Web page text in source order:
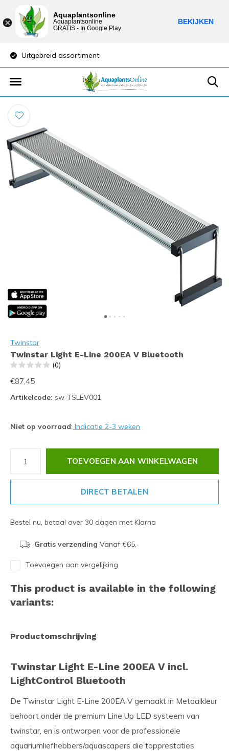
Uitgebreid assortiment
Twinstar
Twinstar Light E-Line 200EA V Bluetooth
(0)
€87,45
Artikelcode: sw-TSLEV001
Niet op voorraad: Indicatie 2-3 weken
TOEVOEGEN AAN WINKELWAGEN
DIRECT BETALEN
Bestel nu, betaal over 30 dagen met Klarna
Gratis verzending Vanaf €65,-
Toevoegen aan vergelijking
This product is available in the following
variants:
Productomschrijving
Twinstar Light E-Line 200EA V incl.
LightControl Bluetooth
De Twinstar Light E-Line 200EA V gemaakt in Metaalkleur
behoort onder de premium Line Up LED systeem van
twinstar, en is ontworpen voor de professionele
aquariumliefhebbers/aquascapers die topprestaties
Aquaplantsonline
Aquaplantsonline
GRATIS - In Google Play
BEKIJKEN